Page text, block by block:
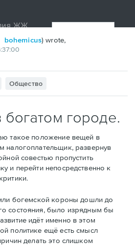
bohemicus) wrote,
Общество
богатом городе.
такое положение вещей в
налогоплательщик, развернув
совестью пропустить
и перейти непосредственно к
богемской короны дошли до
состояния, былo изрядным бы
идёт именно в этом
политике ещё есть смысл
делать это слишком